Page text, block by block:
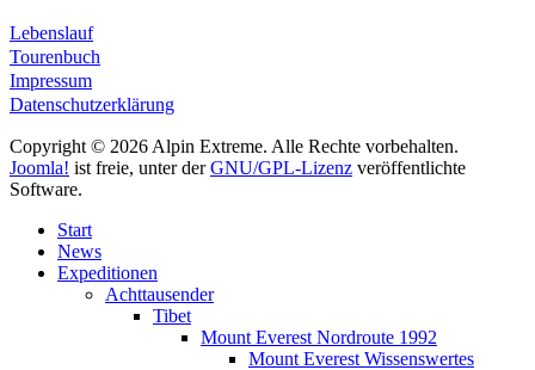
Lebenslauf
Tourenbuch
Impressum
Datenschutzerklärung
Copyright © 2026 Alpin Extreme. Alle Rechte vorbehalten.
Joomla! ist freie, unter derGNU/GPL-Lizenz veröffentlichte
Software.
Start
News
Expeditionen
Achttausender
Tibet
Mount Everest Nordroute 1992
Mount Everest Wissenswertes